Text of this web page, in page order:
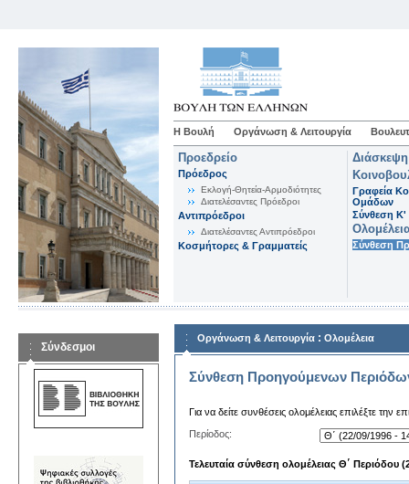
Η Βουλή Οργάνωση & Λειτουργία
Προεδρείο
Πρόεδρος
Εκλογή-Θητεία-Αρμοδιότητες
Διατελέσαντες Πρόεδροι
Αντιπρόεδροι
Διατελέσαντες Αντιπρόεδροι
Κοσμήτορες & Γραμματείς
Γραφεία
Ομάδων
Σύνθεση K'
Σύνθεση
Σύνδεσμοι
Οργάνωση & Λειτουργία : Ολομέλεια
Σύνθεση Προηγούμενων
Για να δείτε συνθέσεις ολομέλειας επιλέξτε την
Περίοδος:
Τελευταία σύνθεση ολομέλειας Θ΄ Περιόδου